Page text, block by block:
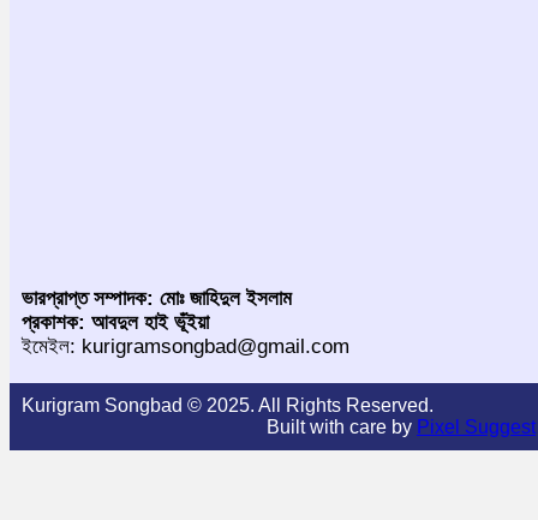
ভারপ্রাপ্ত সম্পাদক: মোঃ জাহিদুল ইসলাম
প্রকাশক: আবদুল হাই ভূঁইয়া
ইমেইল: kurigramsongbad@gmail.com
Kurigram Songbad © 2025. All Rights Reserved.
Built with care by Pixel Suggest